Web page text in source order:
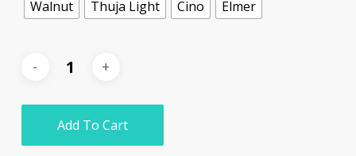
Walnut
Thuja Light Cino Elmer
Add To Cart